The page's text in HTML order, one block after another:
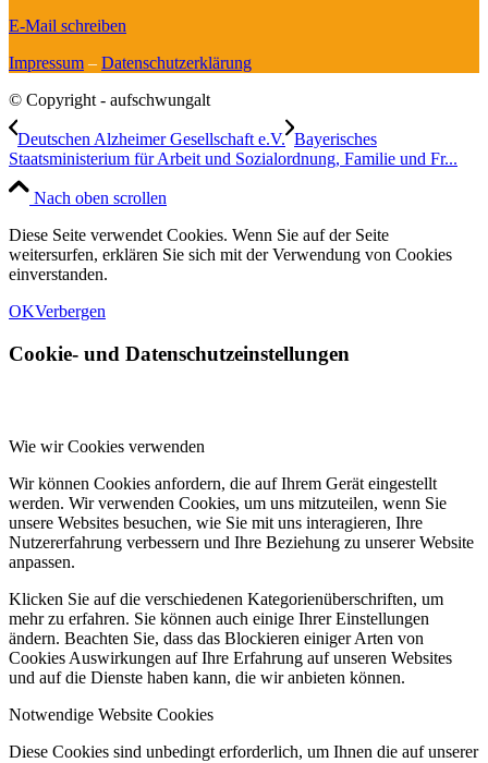
E-Mail schreiben
Impressum – Datenschutzerklärung
© Copyright - aufschwungalt
Deutschen Alzheimer Gesellschaft e.V. Bayerisches
Staatsministerium für Arbeit und Sozialordnung, Familie und Fr...
Nach oben scrollen
Diese Seite verwendet Cookies. Wenn Sie auf der Seite
weitersurfen, erklären Sie sich mit der Verwendung von Cookies
einverstanden.
OKVerbergen
Cookie- und Datenschutzeinstellungen
Wie wir Cookies verwenden
Wir können Cookies anfordern, die auf Ihrem Gerät eingestellt
werden. Wir verwenden Cookies, um uns mitzuteilen, wenn Sie
unsere Websites besuchen, wie Sie mit uns interagieren, Ihre
Nutzererfahrung verbessern und Ihre Beziehung zu unserer Website
anpassen.
Klicken Sie auf die verschiedenen Kategorienüberschriften, um
mehr zu erfahren. Sie können auch einige Ihrer Einstellungen
ändern. Beachten Sie, dass das Blockieren einiger Arten von
Cookies Auswirkungen auf Ihre Erfahrung auf unseren Websites
und auf die Dienste haben kann, die wir anbieten können.
Notwendige Website Cookies
Diese Cookies sind unbedingt erforderlich, um Ihnen die auf unserer